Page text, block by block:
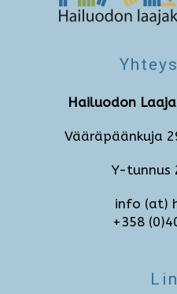
Hailuodon
Vääräpäänkuja
Y-tunnus
info (at)
+358